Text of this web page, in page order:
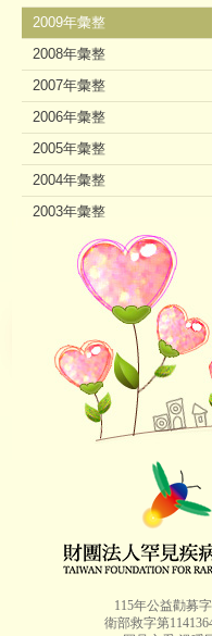
2009年彙整
2008年彙整
2007年彙整
2006年彙整
2005年彙整
2004年彙整
2003年彙整
2002年彙整
115年公益勸募字
衛部救字第